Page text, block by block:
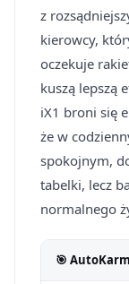
z
kierowcy,
oczekuje
kuszą lepszą
iX1 broni się
że w
spokojnym,
tabelki, lecz
normalnego
🎯